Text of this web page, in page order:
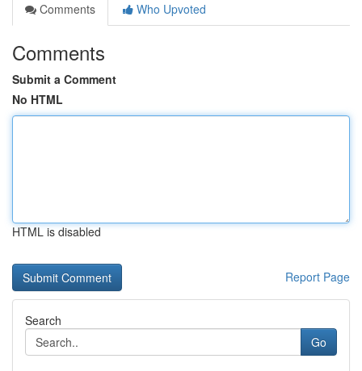
Comments
Who Upvoted
Comments
Submit a Comment
No HTML
HTML is disabled
Report Page
Search
Go